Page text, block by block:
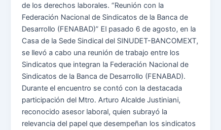
de los derechos laborales. “Reunión con la
Federación Nacional de Sindicatos de la Banca de
Desarrollo (FENABAD)” El pasado 6 de agosto, en la
Casa de la Sede Sindical del SINUDET-BANCOMEXT,
se llevó a cabo una reunión de trabajo entre los
Sindicatos que integran la Federación Nacional de
Sindicatos de la Banca de Desarrollo (FENABAD).
Durante el encuentro se contó con la destacada
participación del Mtro. Arturo Alcalde Justiniani,
reconocido asesor laboral, quien subrayó la
relevancia del papel que desempeñan los sindicatos